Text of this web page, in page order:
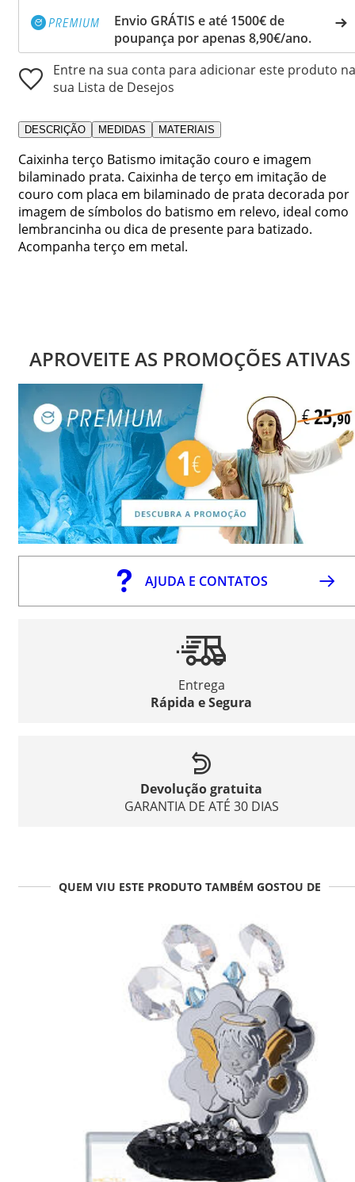
Envio GRÁTIS e até 1500€ de
poupança por apenas 8,90€/ano.
Entre na sua conta para adicionar este produto na
sua Lista de Desejos
DESCRIÇÃO MEDIDAS MATERIAIS
Caixinha terço Batismo imitação couro e imagem
bilaminado prata. Caixinha de terço em imitação de
couro com placa em bilaminado de prata decorada por
imagem de símbolos do batismo em relevo, ideal como
lembrancinha ou dica de presente para batizado.
Acompanha terço em metal.
APROVEITE AS PROMOÇÕES ATIVAS
AJUDA E CONTATOS
Entrega
Rápida e Segura
Devolução gratuita
GARANTIA DE ATÉ 30 DIAS
QUEM VIU ESTE PRODUTO TAMBÉM GOSTOU DE